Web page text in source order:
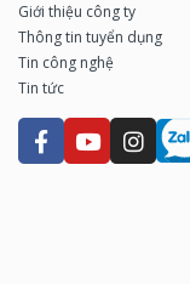
Giới thiệu công ty
Thông tin tuyển dụng
Tin công nghệ
Tin tức